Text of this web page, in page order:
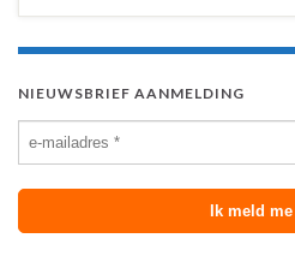
NIEUWSBRIEF AANMELDING